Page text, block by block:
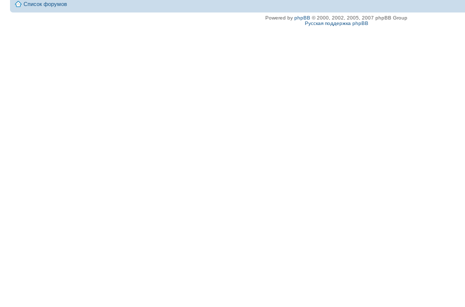
Список форумов
Powered by phpBB © 2000, 2002, 2005, 2007 phpBB Group
Русская поддержка phpBB